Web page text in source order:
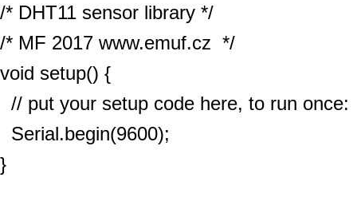
/* DHT11 sensor library */
/* MF 2017 www.emuf.cz */
void setup() {
// put your setup code here, to run once:
Serial.begin(9600);
}